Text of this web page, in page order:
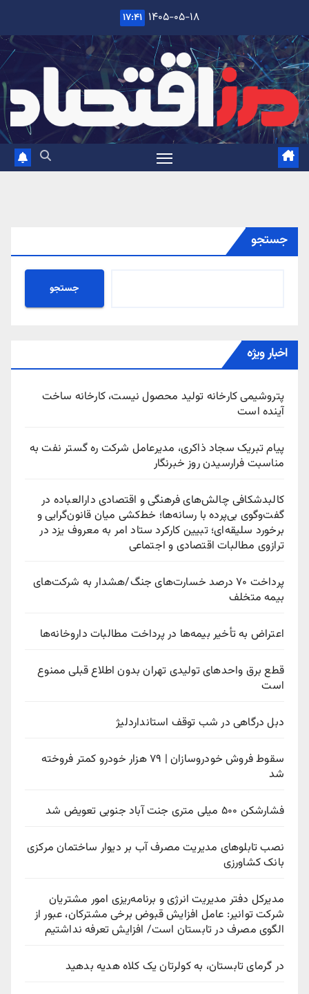
content
۱۴۰۵-۰۵-۱۸ ۱۷:۴۱
جستجو
جستجو
اخبار ویژه
پتروشیمی کارخانه تولید محصول نیست، کارخانه ساخت
آینده است
پیام تبریک سجاد ذاکری، مدیرعامل شرکت ره‌ گستر نفت به
مناسبت فرارسیدن روز خبرنگار
کالبدشکافی چالش‌های فرهنگی و اقتصادی دارالعباده در
گفت‌وگوی بی‌پرده با رسانه‌ها؛ خط‌کشی میان قانون‌گرایی و
برخورد سلیقه‌ای؛ تبیین کارکرد ستاد امر به معروف یزد در
ترازوی مطالبات اقتصادی و اجتماعی
پرداخت ۷۰ درصد خسارت‌های جنگ/هشدار به شرکت‌های
بیمه متخلف
اعتراض به تأخیر بیمه‌ها در پرداخت مطالبات داروخانه‌ها
قطع برق واحدهای تولیدی تهران بدون اطلاع قبلی ممنوع
است
دبل درگاهی در شب توقف استانداردلیژ
سقوط فروش خودروسازان | ۷۹ هزار خودرو کمتر فروخته
شد
فشارشکن ۵۰۰ میلی متری جنت آباد جنوبی تعویض شد
نصب تابلوهای مدیریت مصرف آب بر دیوار ساختمان مرکزی
بانک کشاورزی
مدیرکل دفتر مدیریت انرژی و برنامه‌ریزی امور مشتریان
شرکت توانیر: عامل افزایش قبوض برخی مشترکان، عبور از
الگوی مصرف در تابستان است/ افزایش تعرفه نداشتیم
در گرمای تابستان، به کولرتان یک کلاه هدیه بدهید